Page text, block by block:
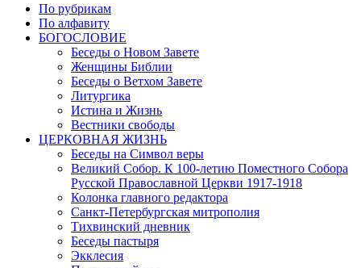
По рубрикам
По алфавиту
БОГОСЛОВИЕ
Беседы о Новом Завете
Женщины Библии
Беседы о Ветхом Завете
Литургика
Истина и Жизнь
Вестники свободы
ЦЕРКОВНАЯ ЖИЗНЬ
Беседы на Символ веры
Великий Собор. К 100-летию Поместного Собора
Русской Православной Церкви 1917-1918
Колонка главного редактора
Санкт-Петербургская митрополия
Тихвинский дневник
Беседы пастыря
Экклесия